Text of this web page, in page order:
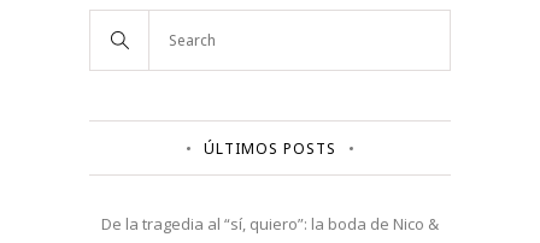
ÚLTIMOS POSTS
De la tragedia al “sí, quiero”: la boda de Nico &